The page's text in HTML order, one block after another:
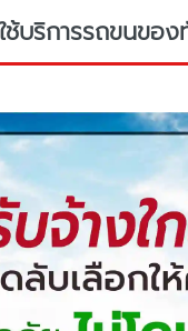
ช้บริการรถขนของ